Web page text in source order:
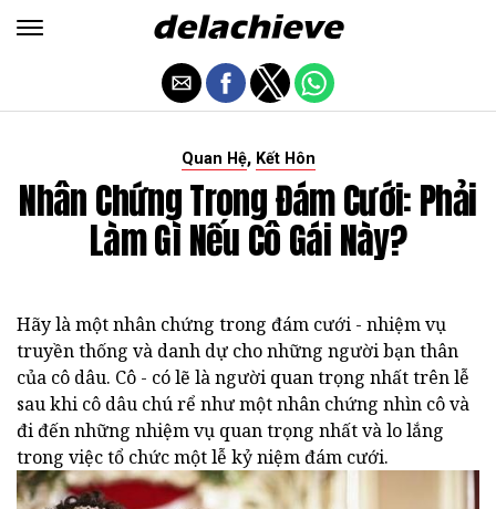
Quan Hệ, Kết Hôn
Nhân Chứng Trong Đám Cưới: Phải
Làm Gì Nếu Cô Gái Này?
Hãy là một nhân chứng trong đám cưới - nhiệm vụ
truyền thống và danh dự cho những người bạn thân
của cô dâu. Cô - có lẽ là người quan trọng nhất trên lễ
sau khi cô dâu chú rể như một nhân chứng nhìn cô và
đi đến những nhiệm vụ quan trọng nhất và lo lắng
trong việc tổ chức một lễ kỷ niệm đám cưới.